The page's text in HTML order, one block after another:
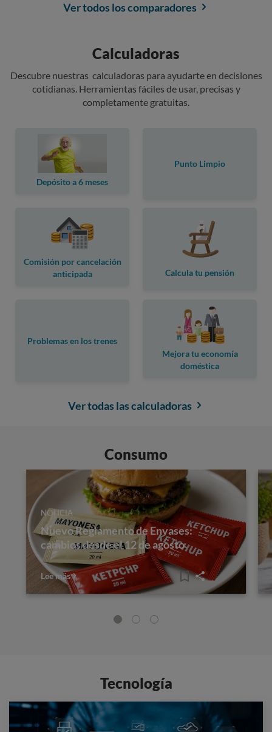
Ver todos los comparadores
Calculadoras
Descubre nuestras calculadoras para ayudarte en decisiones
cotidianas. Herramientas fáciles de usar, precisas y
completamente gratuitas.
Depósito a 6 meses
Punto Limpio
Comisión por cancelación
anticipada
Calcula tu pensión
Problemas en los trenes
Mejora tu economía
doméstica
Ver todas las calculadoras
Consumo
NOTICIA
Nuevo Reglamento de Envases:
cambios desde el 12 de agosto
Lee más
Tecnología